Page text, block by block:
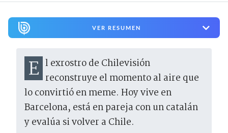
VER RESUMEN
El exrostro de Chilevisión reconstruye el momento al aire que
lo convirtió en meme. Hoy vive en
Barcelona, está en pareja con un catalán
y evalúa si volver a Chile.